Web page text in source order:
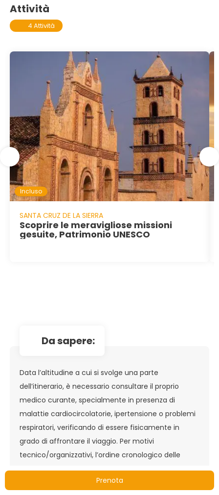
Prenota
Attività
4 Attività
Incluso
SANTA CRUZ DE LA SIERRA
Scoprire le meravigliose missioni
gesuite, Patrimonio UNESCO
da sapere:
Data l’altitudine a cui si svolge una parte
dell’itinerario, è necessario consultare il proprio
medico curante, specialmente in presenza di
malattie cardiocircolatorie, ipertensione o problemi
respiratori, verificando di essere fisicamente in
grado di affrontare il viaggio. Per motivi
tecnico/organizzativi, l’ordine cronologico delle
visite previste durante il tour potrebbe essere
cambiato, senza che questo comporti alterazione